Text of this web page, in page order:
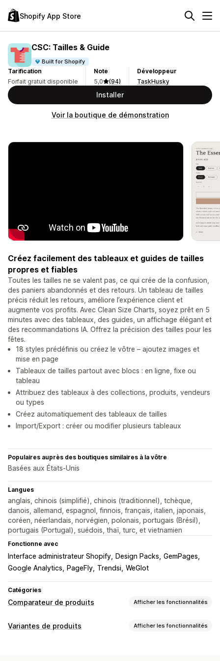
Shopify App Store
CSC: Tailles & Guide
Built for Shopify
Tarification
Forfait gratuit disponible
Note
5,0
(94)
Développeur
TaskHusky
Installer
Voir la boutique de démonstration
Créez facilement des tableaux et guides de tailles
propres et fiables
Toutes les tailles ne se valent pas, ce qui crée de la confusion,
des paniers abandonnés et des retours. Un tableau de tailles
précis réduit les retours, améliore l’expérience client et
augmente vos profits. Avec Clean Size Charts, soyez prêt en 5
minutes avec des tableaux, des guides, un affichage élégant et
des recommandations IA. Offrez la précision des tailles pour les
fêtes.
18 styles prédéfinis ou créez le vôtre – ajoutez images et
mise en page
Tableaux de tailles partout avec blocs : en ligne, fixe ou
tableau
Attribuez des tableaux à des collections, produits, vendeurs
ou types
Créez automatiquement des tableaux de tailles
Import/Export : créer ou modifier plusieurs tableaux
Populaires auprès des boutiques similaires à la vôtre
Basées aux États-Unis
Langues
anglais, chinois (simplifié), chinois (traditionnel), tchèque,
danois, allemand, espagnol, finnois, français, italien, japonais,
coréen, néerlandais, norvégien, polonais, portugais (Brésil),
portugais (Portugal), suédois, thaï, turc, et vietnamien
Fonctionne avec
Interface administrateur Shopify Design Packs GemPages
Google Analytics
PageFly Trendsi WeGlot
Catégories
Comparateur de produits Afficher les fonctionnalités
Outils de comparaison
Variantes de produits Afficher les fonctionnalités